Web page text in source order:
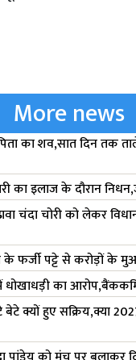
More news
का शव,सात दिन तक
का इलाज के दौरान
चंदा चोरी को लेकर
के फर्जी पट्टे से करोड़ों के
का
बेटे क्यों हुए सक्रिय,क्या